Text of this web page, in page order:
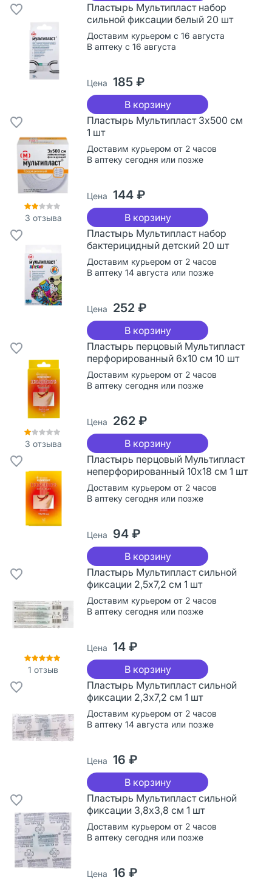
Пластырь Мультипласт набор
сильной фиксации белый 20 шт
Доставим курьером с 16 августа
В аптеку с 16 августа
Цена 185 ₽
В корзину
3 отзыва
Пластырь Мультипласт 3х500 см
1 шт
Доставим курьером от 2 часов
В аптеку сегодня или позже
Цена 144 ₽
В корзину
Пластырь Мультипласт набор
бактерицидный детский 20 шт
Доставим курьером от 2 часов
В аптеку 14 августа или позже
Цена 252 ₽
В корзину
3 отзыва
Пластырь перцовый Мультипласт
перфорированный 6х10 см 10 шт
Доставим курьером от 2 часов
В аптеку сегодня или позже
Цена 262 ₽
В корзину
Пластырь перцовый Мультипласт
неперфорированный 10х18 см 1 шт
Доставим курьером от 2 часов
В аптеку сегодня или позже
Цена 94 ₽
В корзину
1 отзыв
Пластырь Мультипласт сильной
фиксации 2,5х7,2 см 1 шт
Доставим курьером от 2 часов
В аптеку сегодня или позже
Цена 14 ₽
В корзину
Пластырь Мультипласт сильной
фиксации 2,3х7,2 см 1 шт
Доставим курьером от 2 часов
В аптеку 14 августа или позже
Цена 16 ₽
В корзину
Пластырь Мультипласт сильной
фиксации 3,8х3,8 см 1 шт
Доставим курьером от 2 часов
В аптеку сегодня или позже
Цена 16 ₽